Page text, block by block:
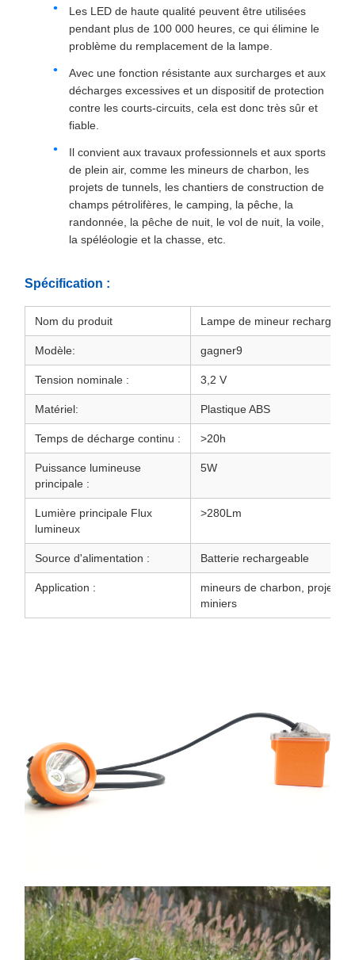
Les LED de haute qualité peuvent être utilisées
pendant plus de 100 000 heures, ce qui élimine le
problème du remplacement de la lampe.
Avec une fonction résistante aux surcharges et aux
décharges excessives et un dispositif de protection
contre les courts-circuits, cela est donc très sûr et
fiable.
Il convient aux travaux professionnels et aux sports
de plein air, comme les mineurs de charbon, les
projets de tunnels, les chantiers de construction de
champs pétrolifères, le camping, la pêche, la
randonnée, la pêche de nuit, le vol de nuit, la voile,
la spéléologie et la chasse, etc.
Spécification :
Nom du produit Lampe de mineur
Modèle: gagner9
Tension nominale : 3,2 V
Matériel: ‎Plastique ABS
Temps de décharge continu : >20h
Puissance lumineuse
principale :
5W
Lumière principale Flux
lumineux
>280Lm
Source d'alimentation : Batterie rechargeable
Application :
mineurs de charbon, projets
miniers